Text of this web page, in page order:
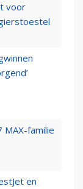
voor
MAX-familie
en